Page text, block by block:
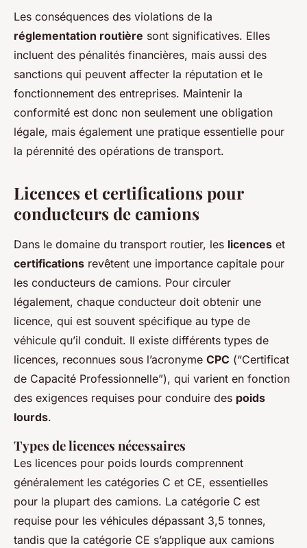
Les conséquences des violations de la
réglementation routière sont significatives. Elles
incluent des pénalités financières, mais aussi des
sanctions qui peuvent affecter la réputation et le
fonctionnement des entreprises. Maintenir la
conformité est donc non seulement une obligation
légale, mais également une pratique essentielle pour
la pérennité des opérations de transport.
Licences et certifications pour
conducteurs de camions
Dans le domaine du transport routier, les licences et
certifications revêtent une importance capitale pour
les conducteurs de camions. Pour circuler
légalement, chaque conducteur doit obtenir une
licence, qui est souvent spécifique au type de
véhicule qu’il conduit. Il existe différents types de
licences, reconnues sous l’acronyme CPC (“Certificat
de Capacité Professionnelle”), qui varient en fonction
des exigences requises pour conduire des poids
lourds.
Types de licences nécessaires
Les licences pour poids lourds comprennent
généralement les catégories C et CE, essentielles
pour la plupart des camions. La catégorie C est
requise pour les véhicules dépassant 3,5 tonnes,
tandis que la catégorie CE s’applique aux camions